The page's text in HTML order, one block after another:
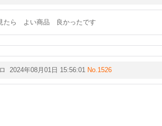
たら よい商品 良かったです
2024年08月01日 15:56:01 No.1526